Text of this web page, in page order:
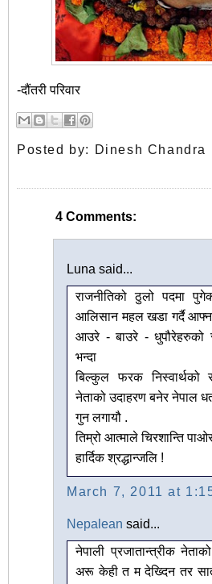
-दौंतरी परिवार
Posted by: Dinesh Chandra
4 Comments:
Luna said...
राजनीतिको ठुलो पदमा
आलिसान महल खडा गर्दै आफ्ना
आउरे - बाउरे - धुपौरेहरुको
भन्दा
बिल्कुल फरक निस्वार्थको
नेताको उदाहरण बनेर नेपाल
गुन लगायौ .
तिम्रो आत्माले चिरशान्ति
हार्दिक श्रद्धान्जलि !
March 7, 2011 at
Nepalean said...
नेपाली प्रजातान्त्रीक
अरू केही त म देख्दिन तर